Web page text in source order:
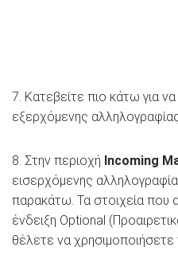
7. Κατεβείτε πιο κάτω για
εξερχόμενης
8. Στην περιοχή Incoming
εισερχόμενης
παρακάτω. Τα στοιχεία που
ένδειξη Optional
θέλετε να χρησιμοποιήσετε